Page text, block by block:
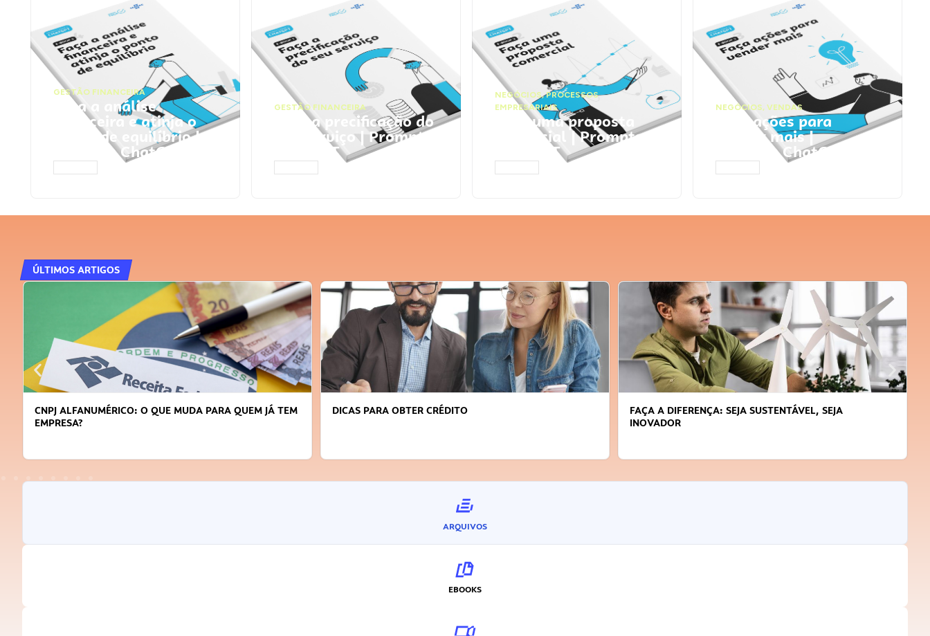
GESTÃO FINANCEIRA
Faça a análise
financeira e atinja o
ponto de equilíbrio |
Prompts ChatGPT
GESTÃO FINANCEIRA
Faça a precificação do
seu serviço | Prompts
ChatGPT
NEGÓCIOS,PROCESSOS
EMPRESARIAIS
Faça uma proposta
comercial | Prompts
ChatGPT
NEGÓCIOS, VENDAS
Faça ações para
vender mais |
Prompts ChatGPT
ÚLTIMOS ARTIGOS
CNPJ ALFANUMÉRICO: O QUE MUDA PARA QUEM JÁ TEM
EMPRESA?
DICAS PARA OBTER CRÉDITO
FAÇA A DIFERENÇA: SEJA SUSTENTÁVEL, SEJA
INOVADOR
ARQUIVOS
EBOOKS